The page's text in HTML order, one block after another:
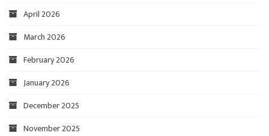
April 2026
March 2026
February 2026
January 2026
December 2025
November 2025